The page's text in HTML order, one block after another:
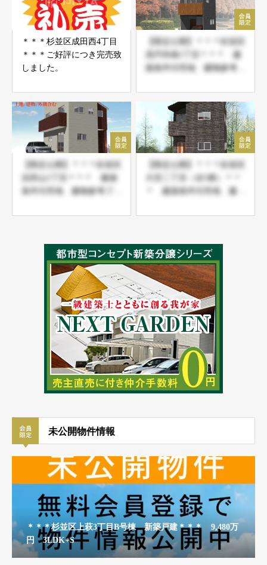
＊＊＊杉並区成田西4丁目
＊＊＊ご好評につき完売致
しました。
【限定公開】＊＊＊杉並区
高円寺南1丁目＊＊＊ 建
築条件付売地 建物参考プ
【限定公開】＊＊＊杉並区
浜田山1丁目＊＊＊ 建築
条件付売地 建物参考プラ
【限定公開】＊＊＊杉並区
大宮二丁目（全5棟）＊＊
＊ 建築条件付売地 建物
未公開物件情報
＊＊＊杉並区上萩3丁目B号棟 新築戸建＊＊＊ 9,480万
円 3LDK+S